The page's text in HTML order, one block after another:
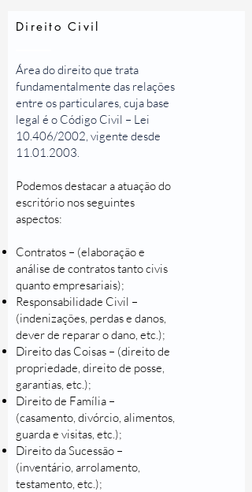
Direito Civil
Área do direito que trata
fundamentalmente das relações
entre os particulares, cuja base
legal é o Código Civil – Lei
10.406/2002, vigente desde
11.01.2003.
Podemos destacar a atuação do
escritório nos seguintes
aspectos:
Contratos – (elaboração e
análise de contratos tanto civis
quanto empresariais);
Responsabilidade Civil –
(indenizações, perdas e danos,
dever de reparar o dano, etc.);
Direito das Coisas – (direito de
propriedade, direito de posse,
garantias, etc.);
Direito de Família –
(casamento, divórcio, alimentos,
guarda e visitas, etc.);
Direito da Sucessão –
(inventário, arrolamento,
testamento, etc.);